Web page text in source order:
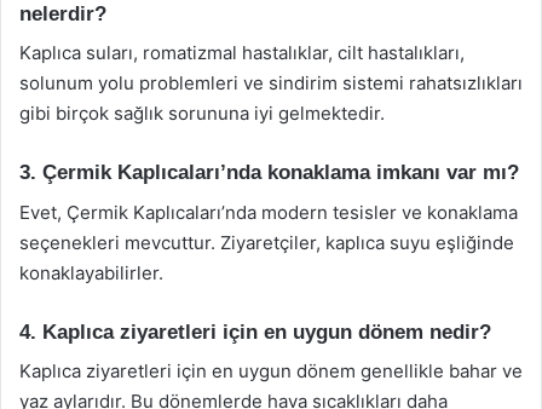
nelerdir?
Kaplıca suları, romatizmal hastalıklar, cilt hastalıkları,
solunum yolu problemleri ve sindirim sistemi rahatsızlıkları
gibi birçok sağlık sorununa iyi gelmektedir.
3. Çermik Kaplıcaları’nda konaklama imkanı var mı?
Evet, Çermik Kaplıcaları’nda modern tesisler ve konaklama
seçenekleri mevcuttur. Ziyaretçiler, kaplıca suyu eşliğinde
konaklayabilirler.
4. Kaplıca ziyaretleri için en uygun dönem nedir?
Kaplıca ziyaretleri için en uygun dönem genellikle bahar ve
yaz aylarıdır. Bu dönemlerde hava sıcaklıkları daha